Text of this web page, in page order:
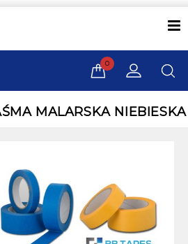
0
MALARSKA NIEBIESKA